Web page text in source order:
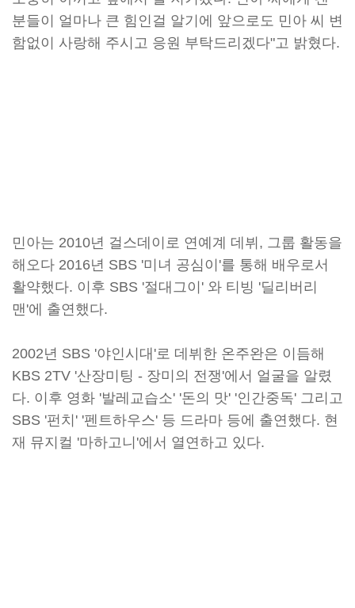
분들이 얼마나 큰 힘인걸 알기에 앞으로도 민아 씨 변
함없이 사랑해 주시고 응원 부탁드리겠다"고 밝혔다.
민아는 2010년 걸스데이로 연예계 데뷔, 그룹 활동을
해오다 2016년 SBS '미녀 공심이'를 통해 배우로서
활약했다. 이후 SBS '절대그이' 와 티빙 '딜리버리
맨'에 출연했다.
2002년 SBS '야인시대'로 데뷔한 온주완은 이듬해
KBS 2TV '산장미팅 - 장미의 전쟁'에서 얼굴을 알렸
다. 이후 영화 '발레교습소' '돈의 맛' '인간중독' 그리고
SBS '펀치' '펜트하우스' 등 드라마 등에 출연했다. 현
재 뮤지컬 '마하고니'에서 열연하고 있다.